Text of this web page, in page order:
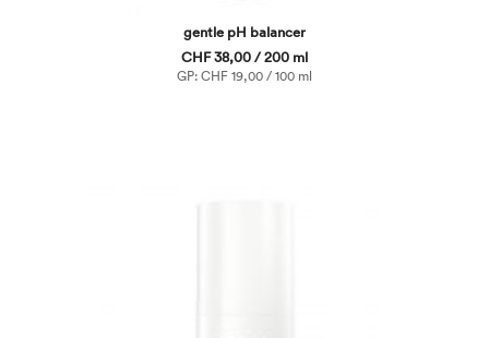
gentle pH balancer
CHF 38,00 / 200 ml
GP: CHF 19,00 / 100 ml